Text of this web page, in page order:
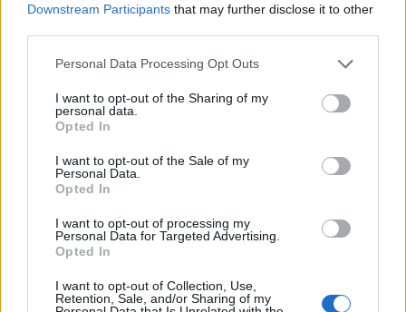
Downstream Participants that may further disclose it to other
Please note that this website/app uses one or more Google
not limited to your visit or usage behaviour. You may click to
grant or deny consent to Google and its third-party tags to
use your data for below specified purposes in below Google
consent section.
Personal Data Processing Opt Outs
I want to opt-out of the Sharing of my
personal data.
Opted In
I want to opt-out of the Sale of my
Personal Data.
Opted In
I want to opt-out of processing my
Personal Data for Targeted Advertising.
Opted In
I want to opt-out of Collection, Use,
Retention, Sale, and/or Sharing of my
mintha kicseréltek volna: léböjtkúrám
története a Dunakanyarban